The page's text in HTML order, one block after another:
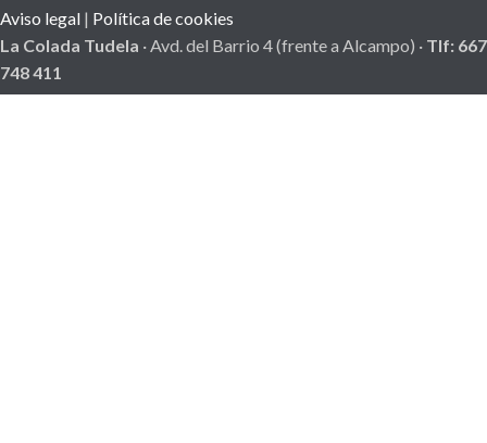
Aviso legal | Política de cookies
La Colada Tudela · Avd. del Barrio 4 (frente a Alcampo) · Tlf: 667
748 411